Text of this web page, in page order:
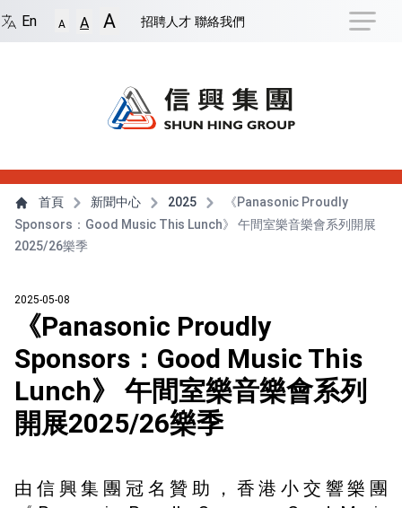
回到首頁 跳到捷徑選項 跳到主導航選單 跳至
En A A A 招聘人才 聯絡我們
主內容首頁 新聞中心 2025
《Panasonic Proudly
Sponsors：Good Music This Lunch》 午間室樂音樂會系列開展
2025/26樂季
2025-05-08
《Panasonic Proudly
Sponsors：Good Music This
Lunch》 午間室樂音樂會系列
開展2025/26樂季
由信興集團冠名贊助，香港小交響樂團